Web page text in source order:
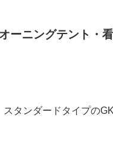
ーニングテント・
タンダードタイプの